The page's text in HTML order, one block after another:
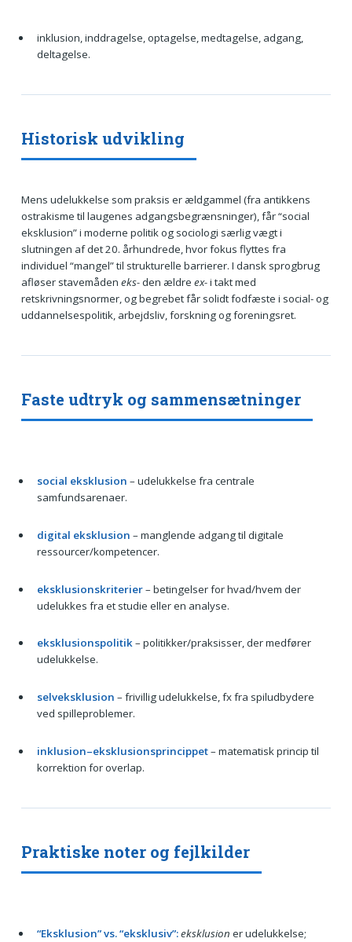
inklusion, inddragelse, optagelse, medtagelse, adgang,
deltagelse.
Historisk udvikling
Mens udelukkelse som praksis er ældgammel (fra antikkens
ostrakisme til laugenes adgangsbegrænsninger), får “social
eksklusion” i moderne politik og sociologi særlig vægt i
slutningen af det 20. århundrede, hvor fokus flyttes fra
individuel “mangel” til strukturelle barrierer. I dansk sprogbrug
afløser stavemåden eks-den ældre ex-i takt med
retskrivningsnormer, og begrebet får solidt fodfæste i social- og
uddannelsespolitik, arbejdsliv, forskning og foreningsret.
Faste udtryk og sammensætninger
social eksklusion – udelukkelse fra centrale
samfundsarenaer.
digital eksklusion – manglende adgang til digitale
ressourcer/kompetencer.
eksklusionskriterier– betingelser for hvad/hvem der
udelukkes fra et studie eller en analyse.
eksklusionspolitik– politikker/praksisser, der medfører
udelukkelse.
selveksklusion – frivillig udelukkelse, fx fra spiludbydere
ved spilleproblemer.
inklusion–eksklusionsprincippet– matematisk princip til
korrektion for overlap.
Praktiske noter og fejlkilder
“Eksklusion” vs. “eksklusiv”:eksklusion er udelukkelse;